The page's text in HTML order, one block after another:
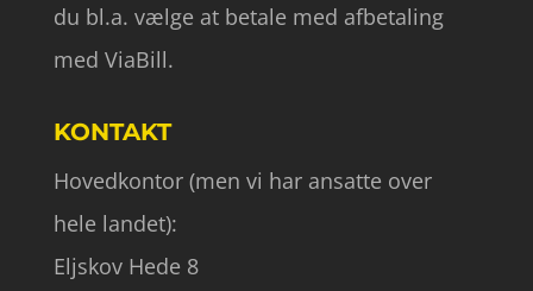
du bl.a. vælge at betale med afbetaling
med ViaBill.
KONTAKT
Hovedkontor (men vi har ansatte over
hele landet):
Eljskov Hede 8